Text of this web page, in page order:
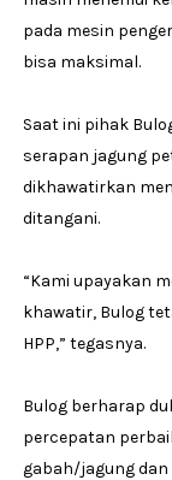
pada mesin
bisa maksimal.
Saat ini pihak
serapan jagung
dikhawatirkan
ditangani.
“Kami upayakan
khawatir, Bulog
HPP,” tegasnya.
Bulog berharap
percepatan
gabah/jagung